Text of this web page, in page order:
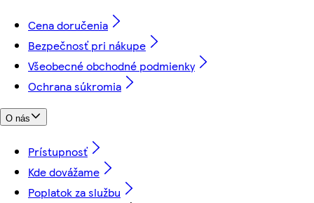
Cena doručenia
Bezpečnosť pri nákupe
Všeobecné obchodné podmienky
Ochrana súkromia
O nás
Prístupnosť
Kde dovážame
Poplatok za službu